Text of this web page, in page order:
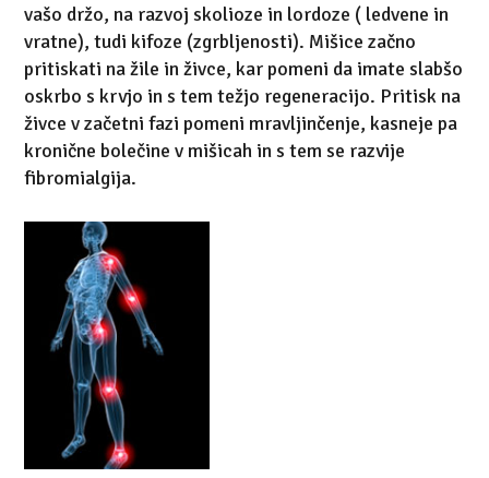
vašo držo, na razvoj skolioze in lordoze ( ledvene in
vratne), tudi kifoze (zgrbljenosti). Mišice začno
pritiskati na žile in živce, kar pomeni da imate slabšo
oskrbo s krvjo in s tem težjo regeneracijo. Pritisk na
živce v začetni fazi pomeni mravljinčenje, kasneje pa
kronične bolečine v mišicah in s tem se razvije
fibromialgija.